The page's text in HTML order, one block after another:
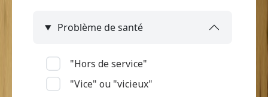
Intégration à l'armée
Problème de santé
"Hors de service"
"Vice" ou "vicieux"